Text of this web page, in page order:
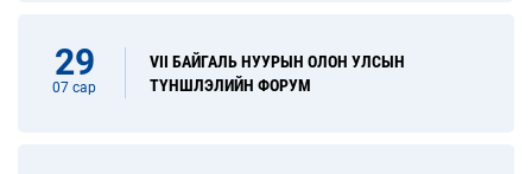
29
07 сар
VII БАЙГАЛЬ НУУРЫН ОЛОН УЛСЫН
ТҮНШЛЭЛИЙН ФОРУМ